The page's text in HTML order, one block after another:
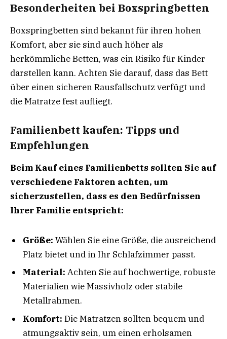
Besonderheiten bei Boxspringbetten
Boxspringbetten sind bekannt für ihren hohen
Komfort, aber sie sind auch höher als
herkömmliche Betten, was ein Risiko für Kinder
darstellen kann. Achten Sie darauf, dass das Bett
über einen sicheren Rausfallschutz verfügt und
die Matratze fest aufliegt.
Familienbett kaufen: Tipps und
Empfehlungen
Beim Kauf eines Familienbetts sollten Sie auf
verschiedene Faktoren achten, um
sicherzustellen, dass es den Bedürfnissen
Ihrer Familie entspricht:
Größe: Wählen Sie eine Größe, die ausreichend
Platz bietet und in Ihr Schlafzimmer passt.
Material: Achten Sie auf hochwertige, robuste
Materialien wie Massivholz oder stabile
Metallrahmen.
Komfort: Die Matratzen sollten bequem und
atmungsaktiv sein, um einen erholsamen